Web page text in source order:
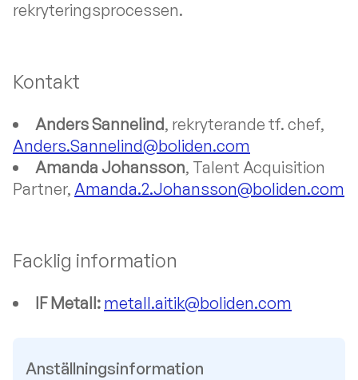
rekryteringsprocessen.
Kontakt
Anders Sannelind, rekryterande tf. chef,
Anders.Sannelind@boliden.com
Amanda Johansson, Talent Acquisition
Partner, Amanda.2.Johansson@boliden.com
Facklig information
IF Metall: metall.aitik@boliden.com
Anställningsinformation